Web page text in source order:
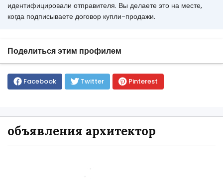
идентифицировали отправителя. Вы делаете это на месте,
когда подписываете договор купли-продажи.
Поделиться этим профилем
Facebook Twitter Pinterest
объявления архитектор